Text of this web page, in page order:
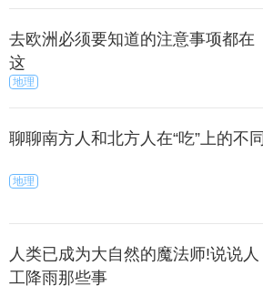
去欧洲必须要知道的注意事项都在
这
地理
聊聊南方人和北方人在“吃”上的不同
地理
人类已成为大自然的魔法师!说说人
工降雨那些事